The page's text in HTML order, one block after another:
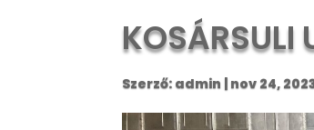
KOSÁRSULI
Szerző: admin | nov 24,